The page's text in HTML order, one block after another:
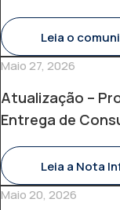
Leia o
Maio 27, 2026
Atualização –
Entrega de
Leia a Nota
Maio 20, 2026